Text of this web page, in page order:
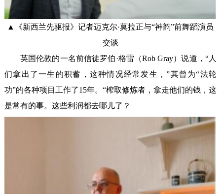
▲《新西兰先驱报》记者迈克尔·莫拉正与“神韵”前舞蹈演员
交谈
英国伦敦的一名前信徒罗伯·格雷（Rob Gray）说道，“人
们拿出了一生的积蓄，这种情况经常发生，”其曾为“法轮
功”的各种项目工作了15年。“榨取修炼者，拿走他们的钱，这
是常有的事。这些利润都去哪儿了？